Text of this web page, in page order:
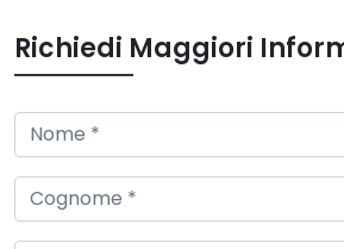
Richiedi Maggiori